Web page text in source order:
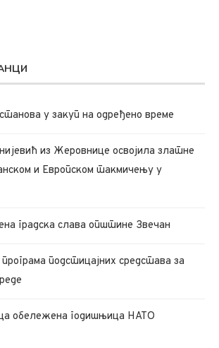
у закуп на одређено време
из Жеровнице освојила златне
и Европском такмичењу у
градска слава општине Звечан
подстицајних средстава за
обележена годишњица НАТО